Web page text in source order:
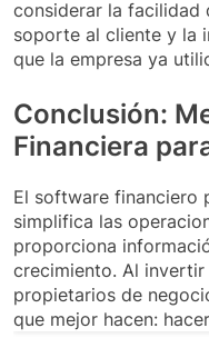
considerar la facilidad
soporte al cliente y la
que la empresa ya
Conclusión:
Financiera
El software financiero
simplifica las
proporciona
crecimiento. Al invertir
propietarios de
que mejor hacen: